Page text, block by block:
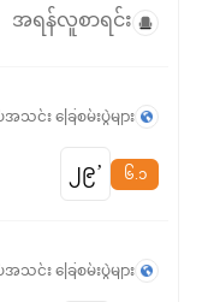
အရန်လူစာရင်း
င်း ခြေစမ်းပွဲများ
၂၉‎’‎ ၆.၁
င်း ခြေစမ်းပွဲများ